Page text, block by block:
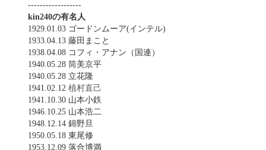
------------------
kin240の有名人
1929.01.03 ゴードンムーア(インテル)
1933.04.13 藤田まこと
1938.04.08 コフィ・アナン（国連）
1940.05.28 筒美京平
1940.05.28 立花隆
1941.02.12 植村直己
1941.10.30 山本小鉄
1946.10.25 山本浩二
1948.12.14 錦野旦
1950.05.18 東尾修
1953.12.09 落合博満